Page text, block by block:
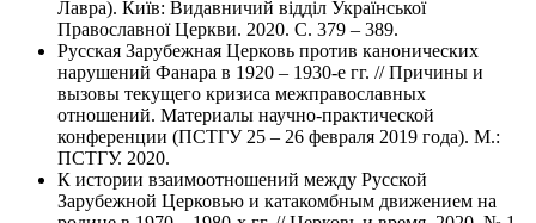
Лавра). Київ: Видавничий вiддiл Української
Православної Церкви. 2020. С. 379 – 389.
Русская Зарубежная Церковь против канонических
нарушений Фанара в 1920 – 1930-е гг. // Причины и
вызовы текущего кризиса межправославных
отношений. Материалы научно-практической
конференции (ПСТГУ 25 – 26 февраля 2019 года). М.:
ПСТГУ. 2020.
К истории взаимоотношений между Русской
Зарубежной Церковью и катакомбным движением на